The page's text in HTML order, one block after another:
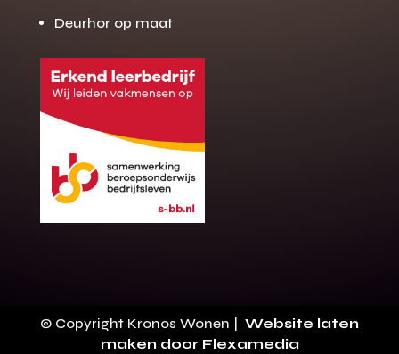
Gratis offerte
op maat?
Binnen 24 uur jouw gratis offerte
10 jaar garantie op de montage
100+ stoffen
Deurhor op maat
© Copyright Kronos Wonen | Website laten
maken door Flexamedia